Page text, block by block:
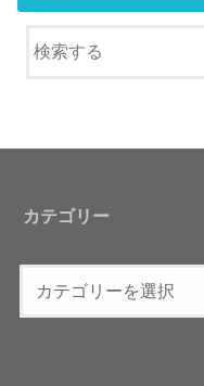
カテゴリー